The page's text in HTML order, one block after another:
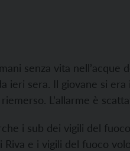
senza vita
ieri sera. Il giovane si
L’allarme è
i sub dei vigili del
Riva e i vigili del fuoco